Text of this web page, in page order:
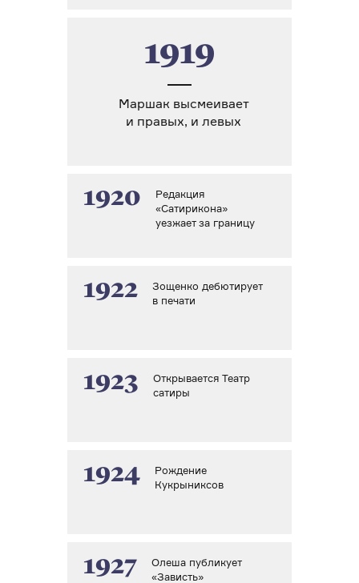
1919
Маршак высмеивает
и правых, и левых
1920
Редакция
«Сатирикона»
уезжает за границу
1922
Зощенко дебютирует
в печати
1923
Открывается Театр
сатиры
1924
Рождение
Кукрыниксов
1927
Олеша публикует
«Зависть»